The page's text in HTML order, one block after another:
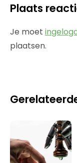
Plaats
Je moet
plaatsen.